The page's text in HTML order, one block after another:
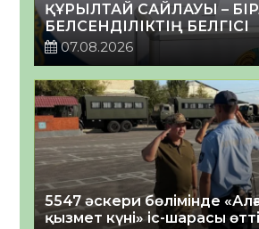
ҚҰРЫЛТАЙ САЙЛАУЫ –
БЕЛСЕНДІЛІКТІҢ БЕЛГІСІ
07.08.2026
5547 әскери бөлімінде
қызмет күні» іс-шарасы өтті